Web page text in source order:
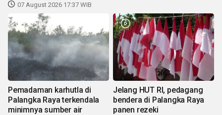
07 August 2026 17:37 WIB
Pemadaman karhutla di
Palangka Raya terkendala
minimnya sumber air
Jelang HUT RI, pedagang
bendera di Palangka Raya
panen rezeki